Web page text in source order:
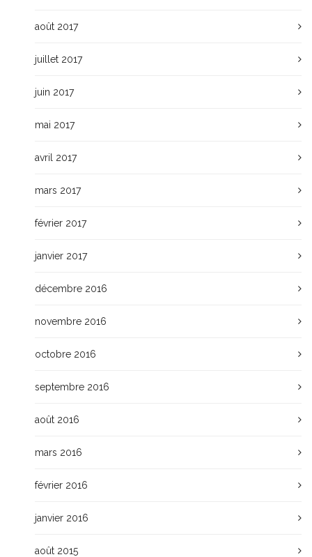
août 2017
juillet 2017
juin 2017
mai 2017
avril 2017
mars 2017
février 2017
janvier 2017
décembre 2016
novembre 2016
octobre 2016
septembre 2016
août 2016
mars 2016
février 2016
janvier 2016
août 2015